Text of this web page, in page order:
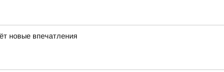
новые впечатления